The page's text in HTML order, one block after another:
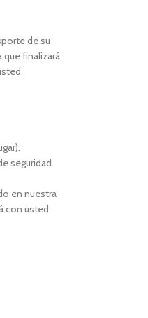
de su
finalizará
seguridad.
en nuestra
con usted